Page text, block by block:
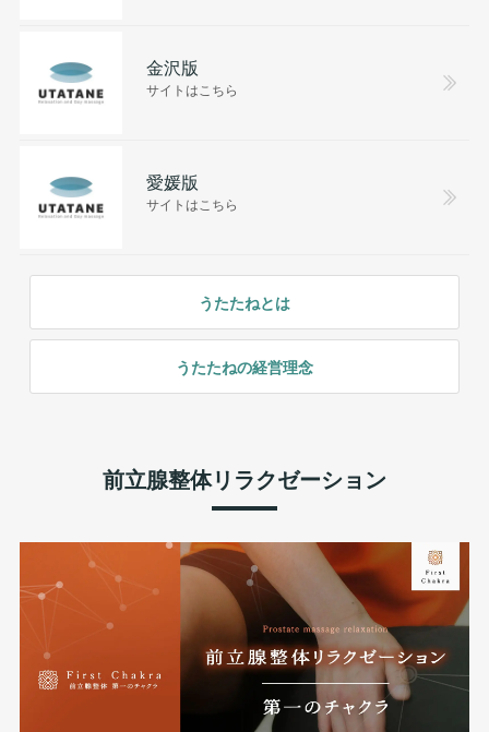
金沢版
サイトはこちら
愛媛版
サイトはこちら
うたたねとは
うたたねの経営理念
前立腺整体リラクゼーション